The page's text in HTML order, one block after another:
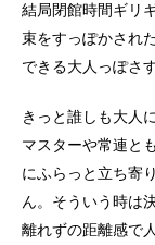
結局閉館時間ギリ
束をすっぽかされ
できる大人っぽさ
きっと誰しも大人
マスターや常連と
にふらっと立ち寄
ん。そういう時は
離れずの距離感で